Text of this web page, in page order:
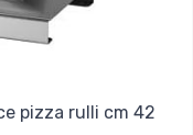
pizza rulli cm 42